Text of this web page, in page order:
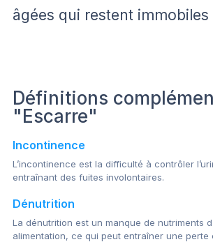
âgées qui restent
Définitions
"Escarre"
Incontinence
L’incontinence est la difficulté à contrôler
entraînant des fuites involontaires.
Dénutrition
La dénutrition est un manque de nutriments
alimentation, ce qui peut entraîner une perte